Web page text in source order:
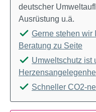
deutscher
Ausrüstung u.ä.
Gerne stehen wir
Beratung zu Seite
Umweltschutz ist
Schneller CO2-